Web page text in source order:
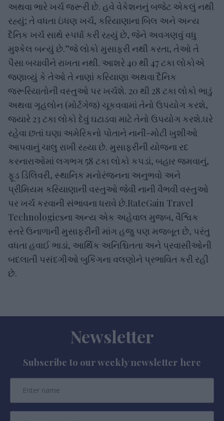
અથવા ભારે ખર્ચ જરૂરી છે. હવે વેકેશનનું બજેટ એકલું નથી
રહ્યું; તે વધતા ઇંધણ ખર્ચ, કરિયાણાના બિલ અને અન્ય
દૈનિક ખર્ચ સાથે સ્પર્ધા કરી રહ્યું છે, જેને અવગણવું વધુ
મુશ્કેલ બન્યું છે.”જે લોકો મુસાફરી નથી કરતા, તેઓ તે
પૈસા બચાવીને રાખતા નથી. આશરે 40 થી 47 ટકા લોકોએ
જણાવ્યું કે તેઓ તે નાણાં કરિયાણા અથવા દૈનિક
જરૂરિયાતોની વસ્તુઓ પર ખર્ચશે. 20 થી 28 ટકા લોકો ભાડું
અથવા ગૃહલોન (મોર્ટગેજ) ચૂકવવામાં તેનો ઉપયોગ કરશે,
જ્યારે 23 ટકા લોકો દેવું ઘટાડવા માટે તેનો ઉપયોગ કરશે.ઘરે
રહેવા છતાં ઘણા અમેરિકનો પોતાને નાની-મોટી ખુશીઓ
આપવાનું ચાલુ રાખી રહ્યા છે. મુસાફરીની યોજના રદ
કરનારાઓમાં લગભગ 58 ટકા લોકો કપડાં, બહાર જમવાનું,
ફૂડ ડિલિવરી, સ્થાનિક મનોરંજનના અનુભવો અને
પ્રીમિયમ કરિયાણાની વસ્તુઓ જેવી નાની વૈભવી વસ્તુઓ
પર ખર્ચ કરવાની સંભાવના ધરાવે છે.RateGain Travel
Technologiesના અન્ય એક અહેવાલ મુજબ, વૈશ્વિક
સ્તરે ઉનાળાની મુસાફરીની માંગ હજુ પણ મજબૂત છે, પરંતુ
વધતા હવાઈ ભાડાં, આર્થિક અનિશ્ચિતતા અને પ્રવાસીઓની
બદલાતી પસંદગીઓ બુકિંગના વલણોને પ્રભાવિત કરી રહી
છે.
Newsletter
Subscribe to our weekly newsletter here